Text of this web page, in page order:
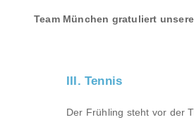
Team München gratuliert
III. Tennis
Der Frühling steht vor der